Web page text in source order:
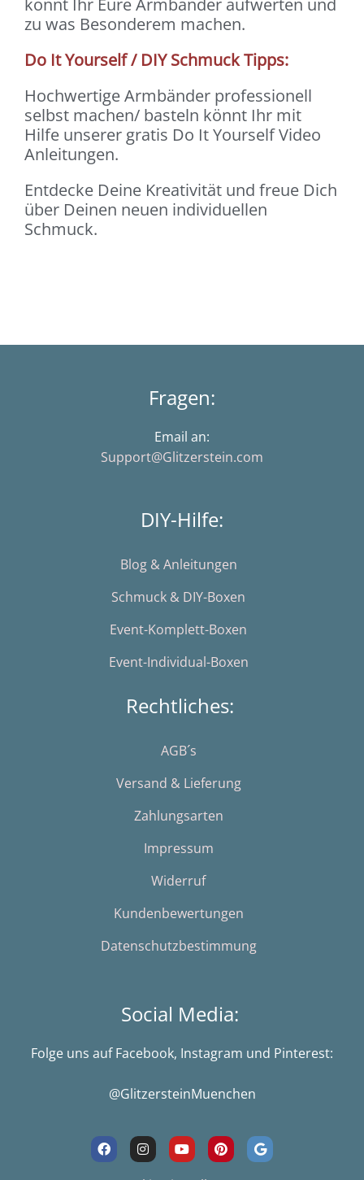
könnt Ihr Eure Armbänder aufwerten und
zu was Besonderem machen.
Do It Yourself / DIY Schmuck Tipps:
Hochwertige Armbänder professionell
selbst machen/ basteln könnt Ihr mit
Hilfe unserer gratis Do It Yourself Video
Anleitungen.
Entdecke Deine Kreativität und freue Dich
über Deinen neuen individuellen
Schmuck.
Fragen:
Email an:
Support@Glitzerstein.com
DIY-Hilfe:
Blog & Anleitungen
Schmuck & DIY-Boxen
Event-Komplett-Boxen
Event-Individual-Boxen
Rechtliches:
AGB´s
Versand & Lieferung
Zahlungsarten
Impressum
Widerruf
Kundenbewertungen
Datenschutzbestimmung
Social Media:
Folge uns auf Facebook, Instagram und Pinterest:
@GlitzersteinMuenchen
F
a
c
I
n
s
Y
o
u
P
i
n
G
o
o